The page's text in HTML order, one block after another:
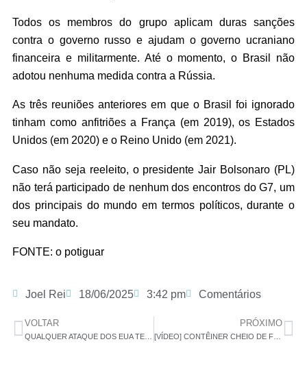
Todos os membros do grupo aplicam duras sanções
contra o governo russo e ajudam o governo ucraniano
financeira e militarmente. Até o momento, o Brasil não
adotou nenhuma medida contra a Rússia.
As três reuniões anteriores em que o Brasil foi ignorado
tinham como anfitriões a França (em 2019), os Estados
Unidos (em 2020) e o Reino Unido (em 2021).
Caso não seja reeleito, o presidente Jair Bolsonaro (PL)
não terá participado de nenhum dos encontros do G7, um
dos principais do mundo em termos políticos, durante o
seu mandato.
FONTE: o potiguar
Joel Rei 18/06/2025 3:42 pm Comentários
VOLTAR PRÓXIMO
[VÍDEO] CONTÊINER CHEIO DE FRUTAS APARECE BOIANDO EM PRAIA DO RN